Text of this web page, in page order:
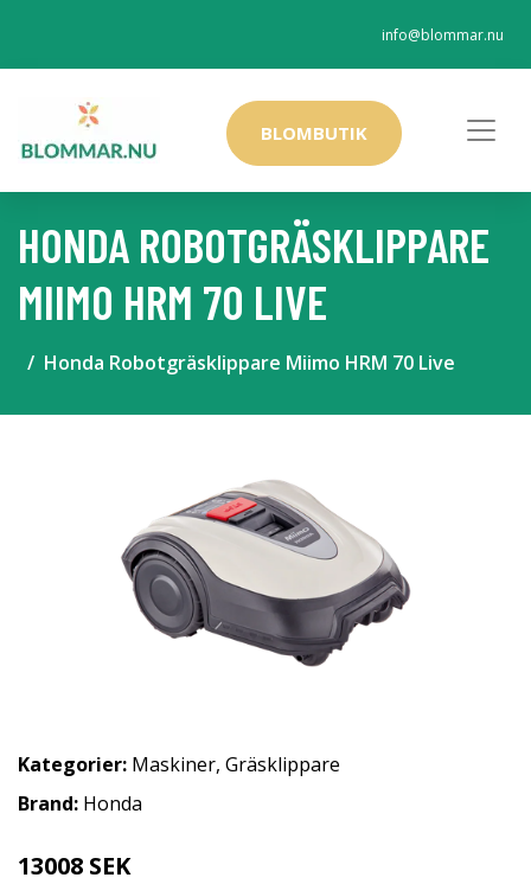
info@blommar.nu
BLOMBUTIK
HONDA ROBOTGRÄSKLIPPARE
MIIMO HRM 70 LIVE
Honda Robotgräsklippare Miimo HRM 70 Live
Kategorier: Maskiner, Gräsklippare
Brand: Honda
13008 SEK